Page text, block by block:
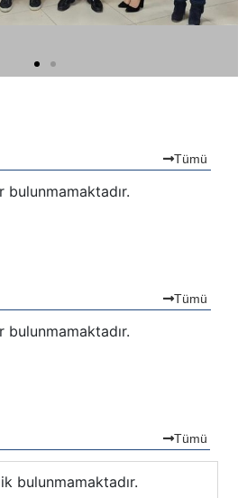
Tümü
Tümü
Tümü
bulunmamaktadır.